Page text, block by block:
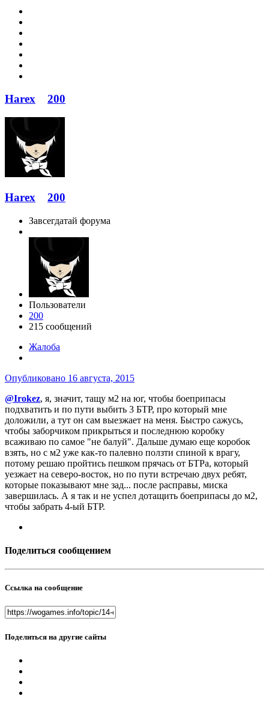
Harex 200
Harex 200
Завсегдатай форума
Пользователи
200
215 сообщений
Жалоба
Опубликовано 16 августа, 2015
@Irokez, я, значит, тащу м2 на юг, чтобы боеприпасы
подхватить и по пути выбить 3 БТР, про который мне
доложили, а тут он сам выезжает на меня. Быстро сажусь,
чтобы заборчиком прикрыться и последнюю коробку
всаживаю по самое "не балуй". Дальше думаю еще коробок
взять, но с м2 уже как-то палевно ползти спиной к врагу,
потому решаю пройтись пешком прячась от БТРа, который
уезжает на северо-восток, но по пути встречаю двух ребят,
которые показывают мне зад... после расправы, миска
завершилась. А я так и не успел дотащить боеприпасы до м2,
чтобы забрать 4-ый БТР.
Поделиться сообщением
Ссылка на сообщение
Поделиться на другие сайты